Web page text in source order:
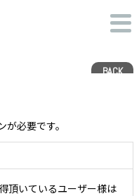
BACK
必要です。
頂いているユーザー様は